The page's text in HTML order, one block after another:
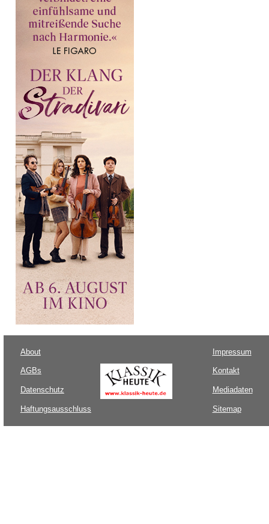
About
AGBs
Datenschutz
Haftungsausschluss
Impressum
Kontakt
Mediadaten
Sitemap